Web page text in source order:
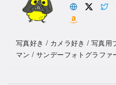
写真好き / カメラ好き / 写真用
マン / サンデーフォトグラファ